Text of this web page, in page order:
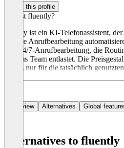
Claim this profile
Was ist fluently?
fluently ist ein KI-Telefonassistent,
die ihre Anrufbearbeitung
eine 24/7-Anrufbearbeitung, die
und das Team entlastet. Die
sodass nur für die tatsächlich
Overview Alternatives Global
Alternatives to fluently